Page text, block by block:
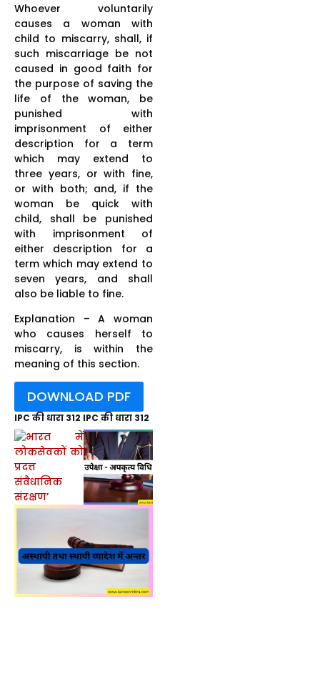
Whoever voluntarily
causes a woman with
child to miscarry, shall, if
such miscarriage be not
caused in good faith for
the purpose of saving the
life of the woman, be
punished with
imprisonment of either
description for a term
which may extend to
three years, or with fine,
or with both; and, if the
woman be quick with
child, shall be punished
with imprisonment of
either description for a
term which may extend to
seven years, and shall
also be liable to fine.
Explanation – A woman
who causes herself to
miscarry, is within the
meaning of this section.
DOWNLOAD PDF
IPC की धारा 312 IPC की धारा 312